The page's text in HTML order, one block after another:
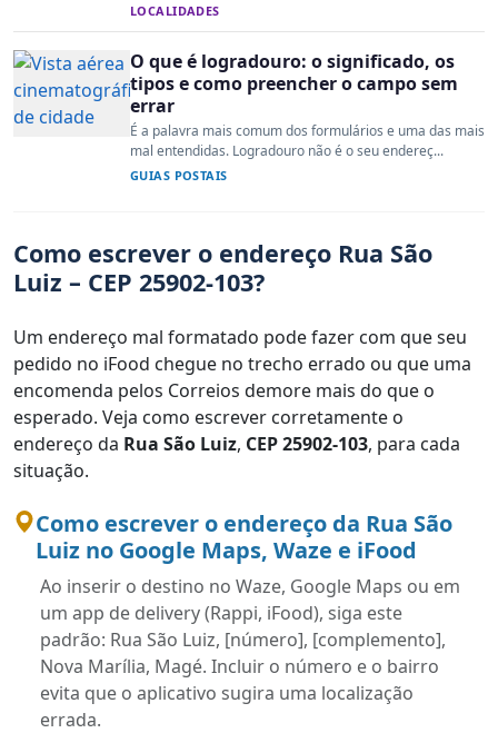
LOCALIDADES
O que é logradouro: o significado, os
tipos e como preencher o campo sem
errar
É a palavra mais comum dos formulários e uma das mais
mal entendidas. Logradouro não é o seu endereç...
GUIAS POSTAIS
Como escrever o endereço Rua São
Luiz – CEP 25902-103?
Um endereço mal formatado pode fazer com que seu
pedido no iFood chegue no trecho errado ou que uma
encomenda pelos Correios demore mais do que o
esperado. Veja como escrever corretamente o
endereço da Rua São Luiz, CEP 25902-103, para cada
situação.
Como escrever o endereço da Rua São
Luiz no Google Maps, Waze e iFood
Ao inserir o destino no Waze, Google Maps ou em
um app de delivery (Rappi, iFood), siga este
padrão: Rua São Luiz, [número], [complemento],
Nova Marília, Magé. Incluir o número e o bairro
evita que o aplicativo sugira uma localização
errada.